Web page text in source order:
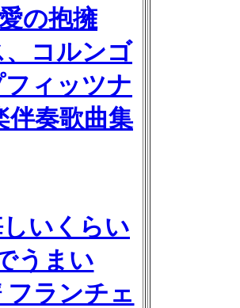
の抱擁
コルンゴ
ィッツナ
伴奏歌曲集
いくらい
うまい
フランチェ